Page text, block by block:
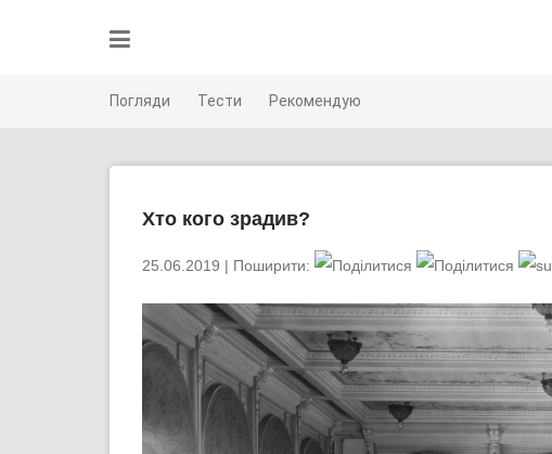
Погляди Тести Рекомендую
Хто кого зрадив?
25.06.2019 | Поширити: